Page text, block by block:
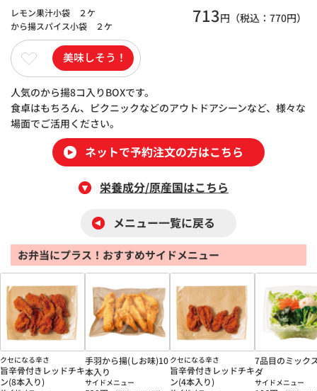
レモン果汁小袋 ２ケ
から揚スパイス小袋 ２ケ
713円（税込： 770円）
美味しそう！
人気のから揚8コ入りBOXです。
食卓はもちろん、ピクニックなどのアウトドアシーンなど、様々な
場面でご活用ください。
ネットで予約注文の方はこちら
栄養成分/原産国はこちら
メニュー一覧に戻る
お弁当にプラス！おすすめサイドメニュー
クセになる辛さ
旨辛骨付きレッドチキ
ン(8本入り)
手羽から揚(しお味)10
本入り
サイドメニュー
クセになる辛さ
旨辛骨付きレッドチキ
ン(4本入り)
7品目のミック
ダ
サイドメニュー